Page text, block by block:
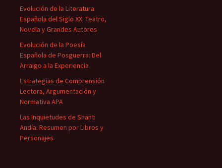
Evolución de la Literatura
Española del Siglo XX: Teatro,
Novela y Grandes Autores
Evolución de la Poesía
Española de Posguerra: Del
Arraigo a la Experiencia
Estrategias de Comprensión
Lectora, Argumentación y
Normativa APA
Las Inquietudes de Shanti
Andía: Resumen por Libros y
Personajes